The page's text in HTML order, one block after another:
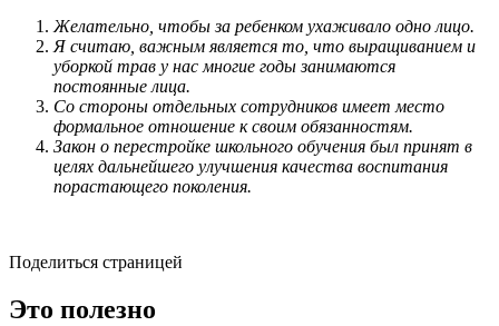
Желательно, чтобы за ребенком ухаживало одно лицо.
Я считаю, важным является то, что выращиванием и
уборкой трав у нас многие годы занимаются
постоянные лица.
Со стороны отдельных сотрудников имеет место
формальное отношение к своим обязанностям.
Закон о перестройке школьного обучения был принят в
целях дальнейшего улучшения качества воспитания
порастающего поколения.
Поделиться страницей
Это полезно